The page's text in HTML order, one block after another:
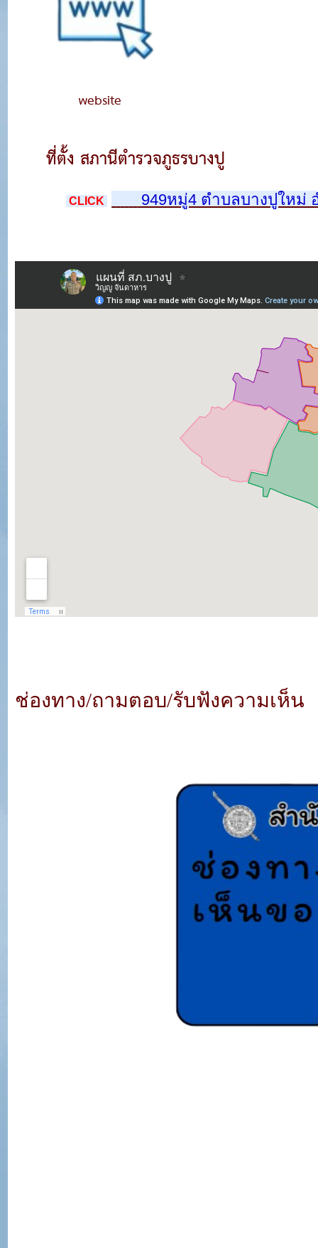
website
ที่ตั้ง สภานีตำรวจภูธรบางปู
CLICK 949หมู่4 ตำบลบางปูใหม่
ช่องทาง/ถามตอบ/รับฟังความเห็น